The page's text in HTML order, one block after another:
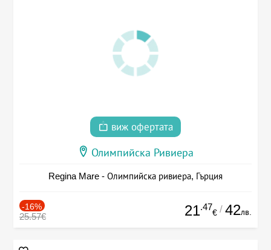
виж офертата
Олимпийска Ривиера
Regina Mare - Олимпийска ривиера, Гърция
-16%
25.57€ 21.47
€ / 42лв.